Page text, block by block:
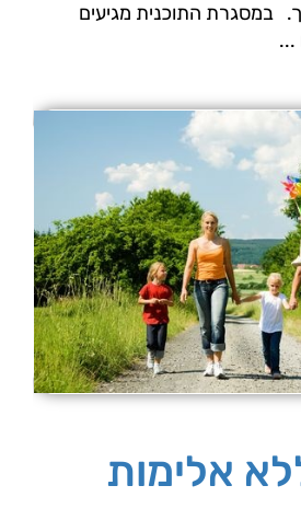
במסגרת התוכנית מגיעים
...
אלימות